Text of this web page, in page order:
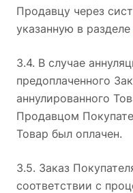
Продавцу через
указанную в разделе
3.4. В случае
предоплаченного
аннулированного
Продавцом
Товар был оплачен.
3.5. Заказ
соответствии с